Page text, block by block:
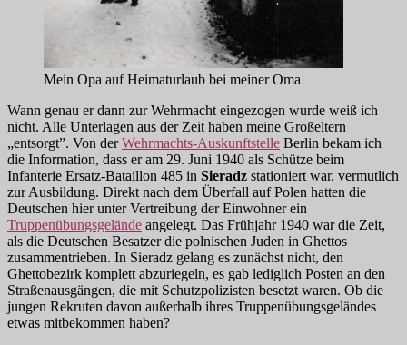
Mein Opa auf Heimaturlaub bei meiner Oma
Wann genau er dann zur Wehrmacht eingezogen wurde weiß ich
nicht. Alle Unterlagen aus der Zeit haben meine Großeltern
„entsorgt”. Von derWehrmachts-Auskunftstelle Berlin bekam ich
die Information, dass er am 29. Juni 1940 als Schütze beim
Infanterie Ersatz-Bataillon 485 in Sieradz stationiert war, vermutlich
zur Ausbildung. Direkt nach dem Überfall auf Polen hatten die
Deutschen hier unter Vertreibung der Einwohner ein
Truppenübungsgelände angelegt. Das Frühjahr 1940 war die Zeit,
als die Deutschen Besatzer die polnischen Juden in Ghettos
zusammentrieben. In Sieradz gelang es zunächst nicht, den
Ghettobezirk komplett abzuriegeln, es gab lediglich Posten an den
Straßenausgängen, die mit Schutzpolizisten besetzt waren. Ob die
jungen Rekruten davon außerhalb ihres Truppenübungsgeländes
etwas mitbekommen haben?